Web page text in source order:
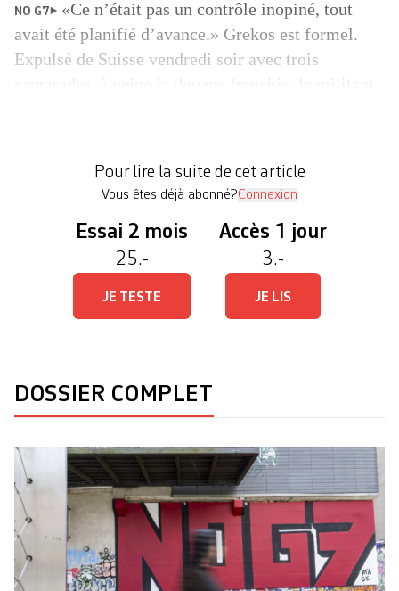
NO G7
«Ce n’était pas un contrôle inopiné, tout
avait été planifié d’avance.» Grekos est formel.
Expulsé de Suisse vendredi soir avec trois
l’antifascisme organisé […]
Pour lire la suite de cet article
Vous êtes déjà abonné?Connexion
Essai 2 mois
25.-
JE TESTE
Accès 1 jour
3.-
JE LIS
DOSSIER COMPLET